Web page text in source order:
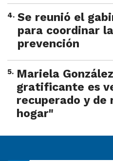
4. Se reunió el
para coordinar
prevención
5. Mariela
gratificante es
recuperado y de
hogar"